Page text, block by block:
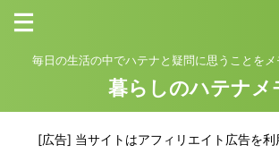
毎日の生活の中でハテナと疑問に思うことをメ
暮らしのハテナメ
[広告] 当サイトはアフィリエイト広告を利